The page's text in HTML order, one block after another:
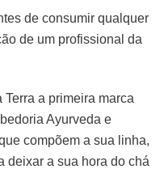
de consumir qualquer
de um profissional da
a primeira marca
Ayurveda e
compõem a sua linha,
deixar a sua hora do chá